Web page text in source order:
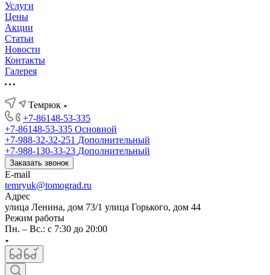
Услуги
Цены
Акции
Статьи
Новости
Контакты
Галерея
Темрюк
+7-86148-53-335
+7-86148-53-335 Основной
+7-988-32-32-251 Дополнительный
+7-988-130-33-23 Дополнительный
Заказать звонок
E-mail
temryuk@tomograd.ru
Адрес
улица Ленина, дом 73/1 улица Горького, дом 44
Режим работы
Пн. – Вс.: с 7:30 до 20:00